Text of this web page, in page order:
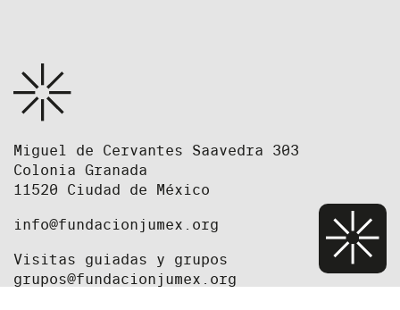
Miguel de Cervantes Saavedra 303
Colonia Granada
11520 Ciudad de México
info@fundacionjumex.org
Visitas guiadas y grupos
grupos@fundacionjumex.org